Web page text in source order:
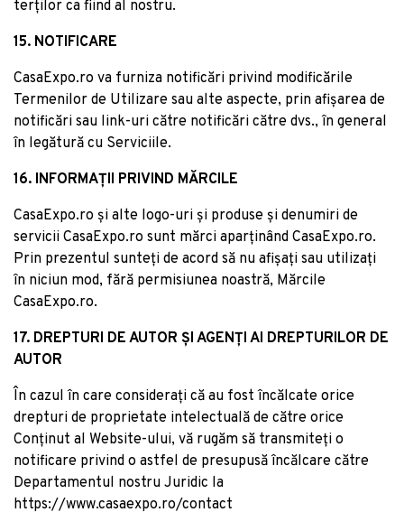
terților ca fiind al nostru.
15. NOTIFICARE
CasaExpo.ro va furniza notificări privind modificările
Termenilor de Utilizare sau alte aspecte, prin afișarea de
notificări sau link-uri către notificări către dvs., în general
în legătură cu Serviciile.
16. INFORMAȚII PRIVIND MĂRCILE
CasaExpo.ro și alte logo-uri și produse și denumiri de
servicii CasaExpo.ro sunt mărci aparținând CasaExpo.ro.
Prin prezentul sunteți de acord să nu afișați sau utilizați
în niciun mod, fără permisiunea noastră, Mărcile
CasaExpo.ro.
17. DREPTURI DE AUTOR ȘI AGENȚI AI DREPTURILOR DE
AUTOR
În cazul în care considerați că au fost încălcate orice
drepturi de proprietate intelectuală de către orice
Conținut al Website-ului, vă rugăm să transmiteți o
notificare privind o astfel de presupusă încălcare către
Departamentul nostru Juridic la
https://www.casaexpo.ro/contact